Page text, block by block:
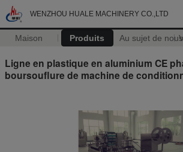
WENZHOU HUALE MACHINERY CO.,LTD
Maison Produits Au sujet de nous
Ligne en plastique en aluminium CE
boursouflure de machine de